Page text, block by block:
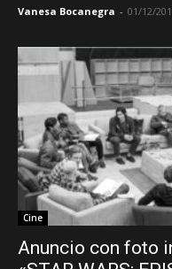
Vanesa Bocanegra - 01/12/
Cine
Anuncio con foto